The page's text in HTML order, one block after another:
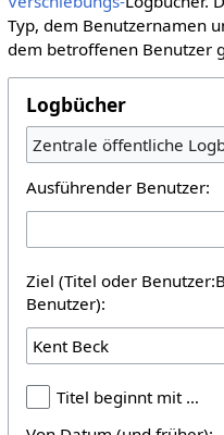
Typ, dem Benutzernamen
dem betroffenen Benutzer
Logbücher
Zentrale öffentliche
Ausführender Benutzer:
Ziel (Titel oder
Benutzer):
Titel beginnt mit …